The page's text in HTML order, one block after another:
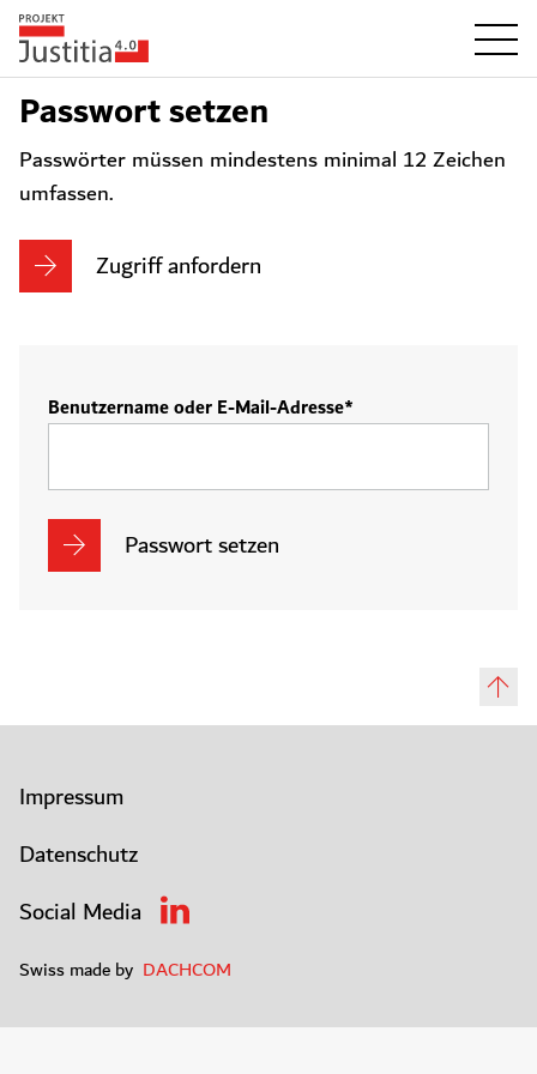
Passwort setzen
Passwörter müssen mindestens minimal 12 Zeichen
umfassen.
Zugriff anfordern
Benutzername oder E-Mail-Adresse
Passwort setzen
Impressum
Datenschutz
Social Media
Swiss made by DACHCOM